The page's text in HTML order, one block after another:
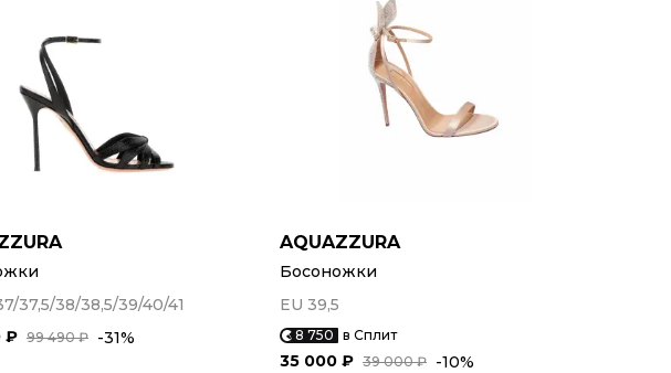
37,5/38/38,5/39/40/41
99 490 ₽
₽ -31%
AQUAZZURA
Босоножки
EU 39,5
8 750 в Сплит
39 000 ₽
35 000 ₽ -10%